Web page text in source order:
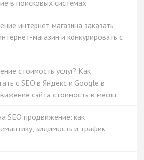
в поисковых системах
интернет магазина заказать:
магазин и конкурировать с
стоимость услуг? Как
с SEO в Яндекс и Google в
сайта стоимость в месяц.
SEO продвижение: как
видимость и трафик